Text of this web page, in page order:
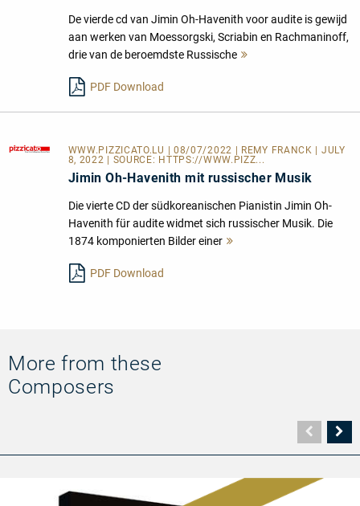
De vierde cd van Jimin Oh-Havenith voor audite is gewijd
aan werken van Moessorgski, Scriabin en Rachmaninoff,
drie van de beroemdste Russische
PDF Download
WWW.PIZZICATO.LU | 08/07/2022 | REMY FRANCK | JULY
8, 2022 | SOURCE: HTTPS://WWW.PIZZ...
Jimin Oh-Havenith mit russischer Musik
Die vierte CD der südkoreanischen Pianistin Jimin Oh-
Havenith für audite widmet sich russischer Musik. Die
1874 komponierten Bilder einer
PDF Download
More from these
Composers
Seite